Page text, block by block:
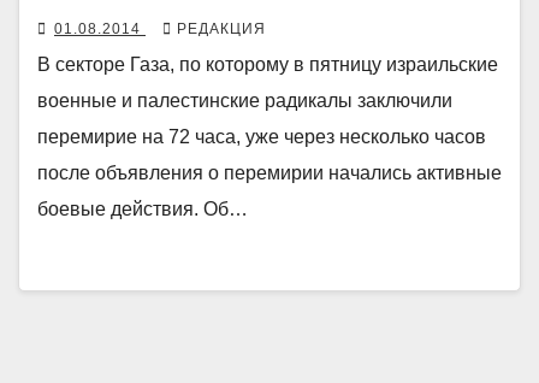
01.08.2014 РЕДАКЦИЯ
В секторе Газа, по которому в пятницу израильские
военные и палестинские радикалы заключили
перемирие на 72 часа, уже через несколько часов
после объявления о перемирии начались активные
боевые действия. Об…